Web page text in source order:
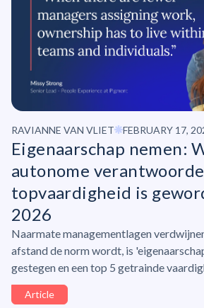
RAVIANNE VAN VLIET FEBRUARY 17,
Eigenaarschap nemen:
autonome
topvaardigheid is
2026
Naarmate managementlagen
afstand de norm wordt, is
gestegen en een top 5 getrainde
Article